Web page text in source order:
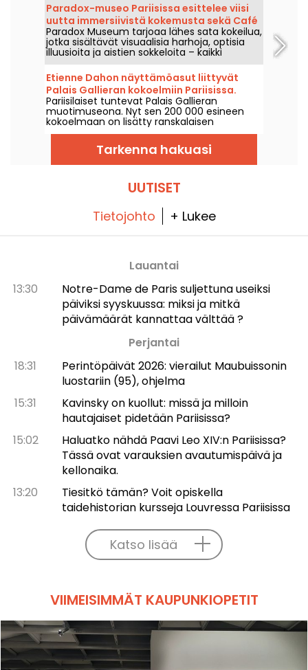
järjestää myös satunnaisesti ilmaisia
luentoja. Tästä tulee taiteen historian
asiantuntijuutta!
Paradox-museo Pariisissa esittelee viisi
uutta immersiivistä kokemusta sekä Café
Hans & Gretel.
Paradox Museum tarjoaa lähes sata kokeilua,
jotka sisältävät visuaalisia harhoja, optisia
illuusioita ja aistien sokkeloita – kaikki
odottavat sinua Pariisissa. Tulet ihastumaan
siihen, kuinka helposti voit joutua
harhauttaen inspiroivien surrealististen
kuvien vangiksi. Viisi uutta immersiivistä
kokemusta on lisätty kierrokselle, joten nyt
on täydellinen aika testata aistejasi! Ja
lisäpisteenä: aivan uudenlainen, erittäin
herkullinen kahvila, Hans & Gretel, odottaa
sinua – se on todennäköisesti
koukuttavampi kuin arvaatkaan.
Etienne Dahon näyttämöasut liittyvät
Palais Gallieran kokoelmiin Pariisissa.
Pariisilaiset tuntevat Palais Gallieran
muotimuseona. Nyt sen 200 000 esineen
kokoelmaan on lisätty ranskalaisen
chansonin muistomerkki: osa Etienne Dahon
näyttämö- ja katuvaatteista on luovutettu
tälle pariisilaiselle kulttuurikeskukselle.
Tarkenna hakuasi
UUTISET
Tietojohto + Lukee
Lauantai
13:30
Notre-Dame de Paris suljettuna useiksi
päiviksi syyskuussa: miksi ja mitkä
päivämäärät kannattaa välttää ?
Perjantai
18:31
Perintöpäivät 2026: vierailut Maubuissonin
luostariin (95), ohjelma
15:31
Kavinsky on kuollut: missä ja milloin
hautajaiset pidetään Pariisissa?
15:02
Haluatko nähdä Paavi Leo XIV:n Pariisissa?
Tässä ovat varauksien avautumispäivä ja
kellonaika.
13:20
Tiesitkö tämän? Voit opiskella
taidehistorian kursseja Louvressa Pariisissa
Katso lisää
VIIMEISIMMÄT KAUPUNKIOPETIT